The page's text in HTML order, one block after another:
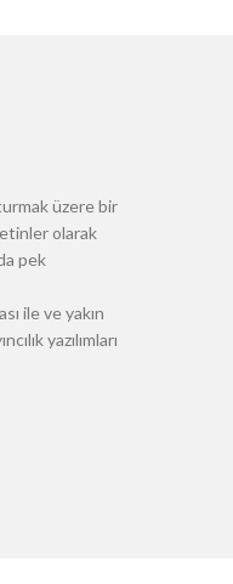
üzere bir
olarak
pek
ile ve yakın
yazılımları